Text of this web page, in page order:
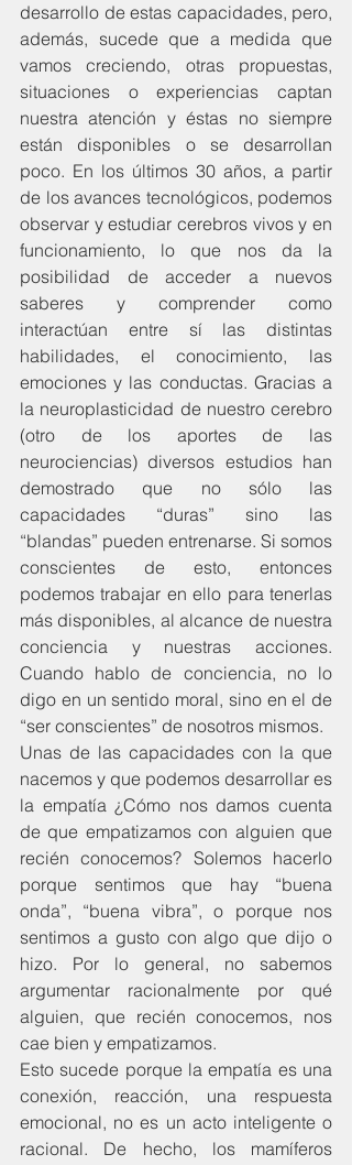
desarrollo de estas capacidades, pero,
además, sucede que a medida que
vamos creciendo, otras propuestas,
situaciones o experiencias captan
nuestra atención y éstas no siempre
están disponibles o se desarrollan
poco. En los últimos 30 años, a partir
de los avances tecnológicos, podemos
observar y estudiar cerebros vivos y en
funcionamiento, lo que nos da la
posibilidad de acceder a nuevos
saberes y comprender como
interactúan entre sí las distintas
habilidades, el conocimiento, las
emociones y las conductas. Gracias a
la neuroplasticidad de nuestro cerebro
(otro de los aportes de las
neurociencias) diversos estudios han
demostrado que no sólo las
capacidades “duras” sino las
“blandas” pueden entrenarse. Si somos
conscientes de esto, entonces
podemos trabajar en ello para tenerlas
más disponibles, al alcance de nuestra
conciencia y nuestras acciones.
Cuando hablo de conciencia, no lo
digo en un sentido moral, sino en el de
“ser conscientes” de nosotros mismos.
Unas de las capacidades con la que
nacemos y que podemos desarrollar es
la empatía ¿Cómo nos damos cuenta
de que empatizamos con alguien que
recién conocemos? Solemos hacerlo
porque sentimos que hay “buena
onda”, “buena vibra”, o porque nos
sentimos a gusto con algo que dijo o
hizo. Por lo general, no sabemos
argumentar racionalmente por qué
alguien, que recién conocemos, nos
cae bien y empatizamos.
Esto sucede porque la empatía es una
conexión, reacción, una respuesta
emocional, no es un acto inteligente o
racional. De hecho, los mamíferos